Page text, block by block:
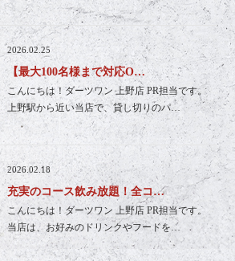
2026.02.25
【最大100名様まで対応O…
こんにちは！ダーツワン 上野店 PR担当です。
上野駅から近い当店で、貸し切りのパ…
2026.02.18
充実のコース飲み放題！全コ…
こんにちは！ダーツワン 上野店 PR担当です。
当店は、お好みのドリンクやフードを…